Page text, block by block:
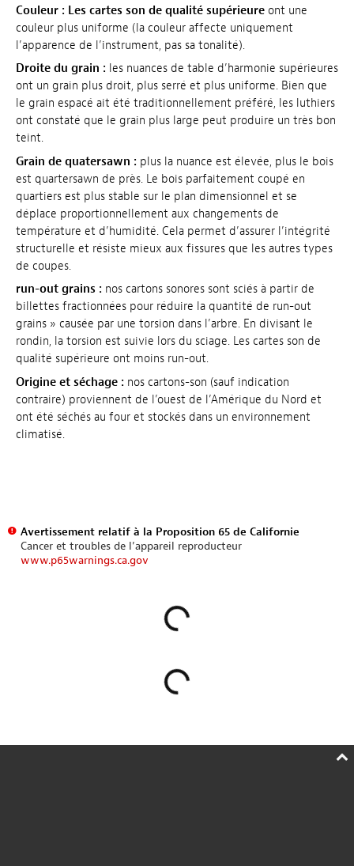
Couleur : Les cartes son de qualité supérieure ont une
couleur plus uniforme (la couleur affecte uniquement
l’apparence de l’instrument, pas sa tonalité).
Droite du grain : les nuances de table d’harmonie supérieures
ont un grain plus droit, plus serré et plus uniforme. Bien que
le grain espacé ait été traditionnellement préféré, les luthiers
ont constaté que le grain plus large peut produire un très bon
teint.
Grain de quatersawn : plus la nuance est élevée, plus le bois
est quartersawn de près. Le bois parfaitement coupé en
quartiers est plus stable sur le plan dimensionnel et se
déplace proportionnellement aux changements de
température et d’humidité. Cela permet d’assurer l’intégrité
structurelle et résiste mieux aux fissures que les autres types
de coupes.
run-out grains : nos cartons sonores sont sciés à partir de
billettes fractionnées pour réduire la quantité de run-out
grains » causée par une torsion dans l’arbre. En divisant le
rondin, la torsion est suivie lors du sciage. Les cartes son de
qualité supérieure ont moins run-out.
Origine et séchage : nos cartons-son (sauf indication
contraire) proviennent de l’ouest de l’Amérique du Nord et
ont été séchés au four et stockés dans un environnement
climatisé.
Avertissement relatif à la Proposition 65 de Californie
Cancer et troubles de l’appareil reproducteur
www.p65warnings.ca.gov